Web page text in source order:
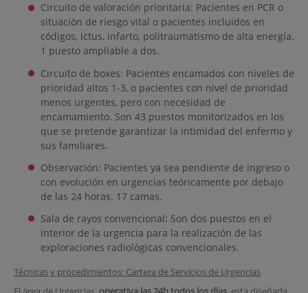
Circuito de valoración prioritaria: Pacientes en PCR o
situación de riesgo vital o pacientes incluidos en
códigos, ictus, infarto, politraumatismo de alta energía.
1 puesto ampliable a dos.
Circuito de boxes: Pacientes encamados con niveles de
prioridad altos 1-3, o pacientes con nivel de prioridad
menos urgentes, pero con necesidad de
encamamiento. Son 43 puestos monitorizados en los
que se pretende garantizar la intimidad del enfermo y
sus familiares.
Observación: Pacientes ya sea pendiente de ingreso o
con evolución en urgencias teóricamente por debajo
de las 24 horas. 17 camas.
Sala de rayos convencional: Son dos puestos en el
interior de la urgencia para la realización de las
exploraciones radiológicas convencionales.
Técnicas y procedimientos: Cartera de Servicios de Urgencias